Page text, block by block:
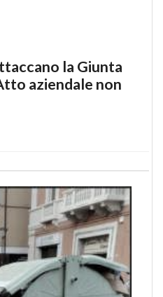
la Giunta
aziendale non